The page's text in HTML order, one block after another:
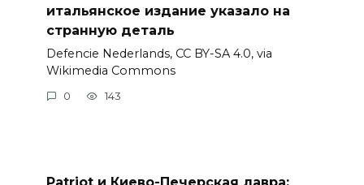
итальянское издание указало на
странную деталь
Defencie Nederlands, CC BY-SA 4.0, via
Wikimedia Commons
0 143
Patriot и Киево-Печерская лавра: